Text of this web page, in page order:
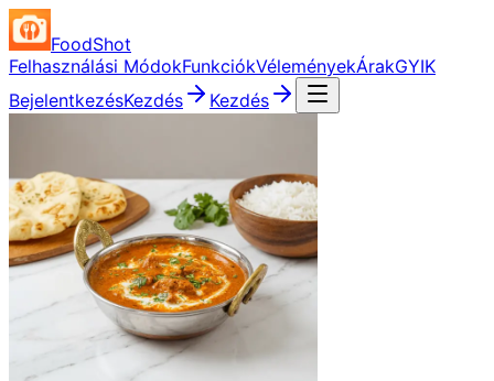
FoodShot
Felhasználási MódokFunkciókVéleményekÁrakGYIK
BejelentkezésKezdés Kezdés